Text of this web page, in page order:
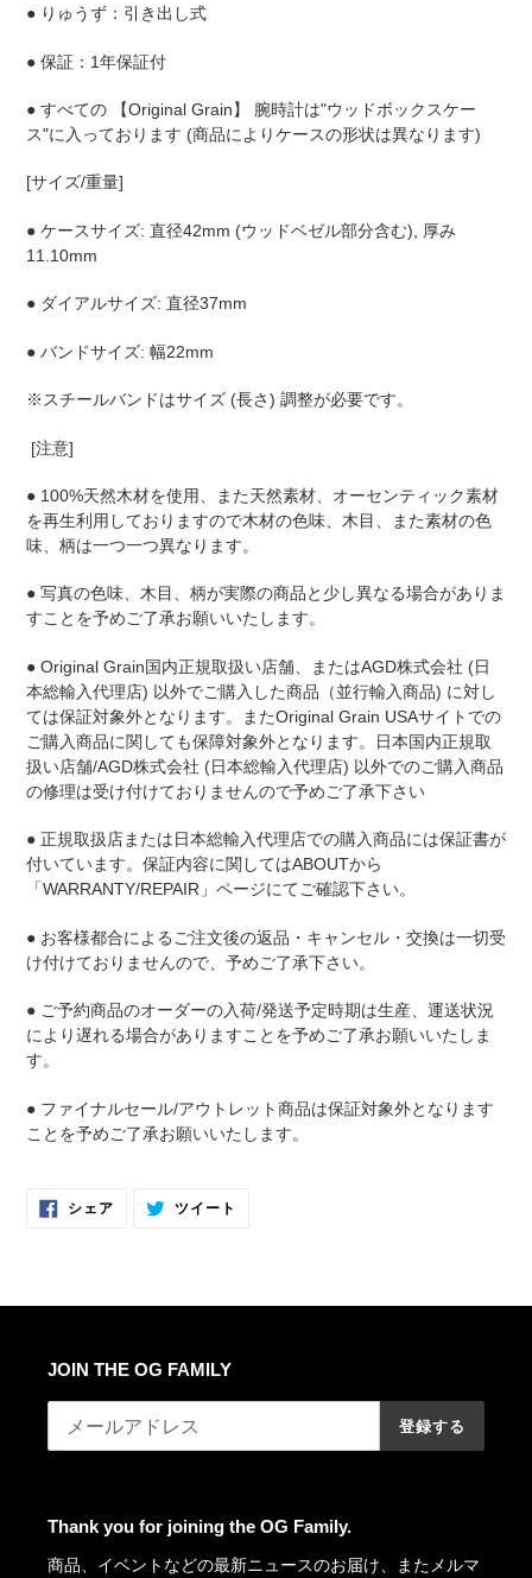
● りゅうず：引き出し式
● 保証：1年保証付
● すべての 【Original Grain】 腕時計は"ウッドボックスケー
ス"に入っております (商品によりケースの形状は異なります)
[サイズ/重量]
● ケースサイズ: 直径42mm (ウッドベゼル部分含む), 厚み
11.10mm
● ダイアルサイズ: 直径37mm
● バンドサイズ: 幅22mm
※スチールバンドはサイズ (長さ) 調整が必要です。
[注意]
● 100%天然木材を使用、また天然素材、オーセンティック素材
を再生利用しておりますので木材の色味、木目、また素材の色
味、柄は一つ一つ異なります。
● 写真の色味、木目、柄が実際の商品と少し異なる場合がありま
すことを予めご了承お願いいたします。
● Original Grain国内正規取扱い店舗、またはAGD株式会社 (日
本総輸入代理店) 以外でご購入した商品（並行輸入商品) に対し
ては保証対象外となります。またOriginal Grain USAサイトでの
ご購入商品に関しても保障対象外となります。日本国内正規取
扱い店舗/AGD株式会社 (日本総輸入代理店) 以外でのご購入商品
の修理は受け付けておりませんので予めご了承下さい
● 正規取扱店または日本総輸入代理店での購入商品には保証書が
付いています。保証内容に関してはABOUTから
「WARRANTY/REPAIR」ページにてご確認下さい。
● お客様都合によるご注文後の返品・キャンセル・交換は一切受
け付けておりませんので、予めご了承下さい。
● ご予約商品のオーダーの入荷/発送予定時期は生産、運送状況
により遅れる場合がありますことを予めご了承お願いいたしま
す。
● ファイナルセール/アウトレット商品は保証対象外となります
ことを予めご了承お願いいたします。
シェアFACEBOOKツイート
JOIN THE OG FAMILY
登録する
Thank you for joining the OG Family.
商品、イベントなどの最新ニュースのお届け、またメルマ